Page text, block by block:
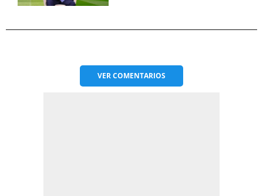
VERCOMENTARIOS